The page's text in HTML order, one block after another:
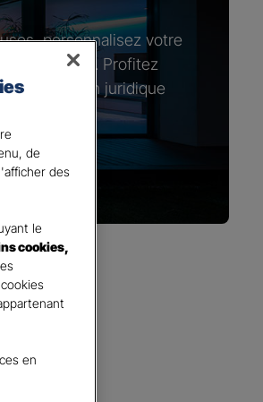
personnalisez votre
spécifiques. Profitez
de protection juridique
de
des
le
cookies,
en